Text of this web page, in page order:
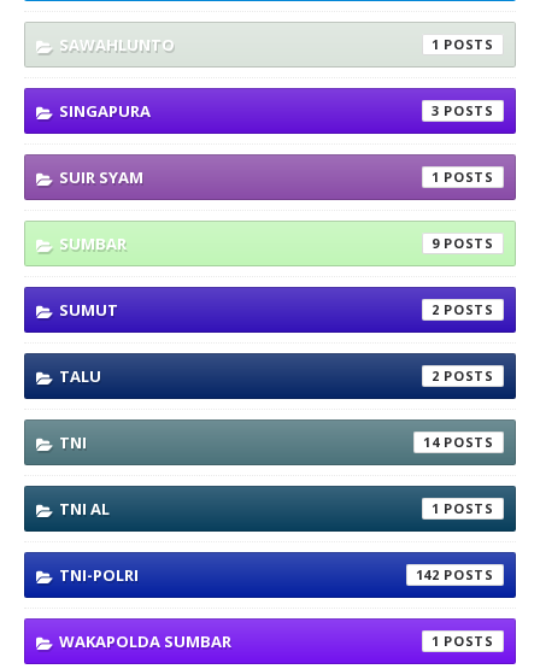
SAWAHLUNTO 1
SINGAPURA 3
SUIR SYAM 1
SUMBAR 9
SUMUT 2
TALU 2
TNI 14
TNI AL 1
TNI-POLRI 142
WAKAPOLDA SUMBAR 1